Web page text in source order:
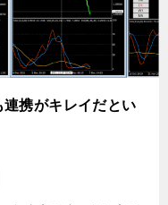
連携がキレイだとい